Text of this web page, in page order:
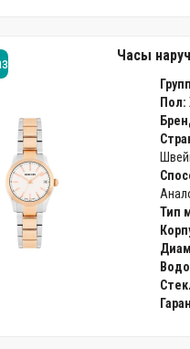
Часы
Пол:
Тип